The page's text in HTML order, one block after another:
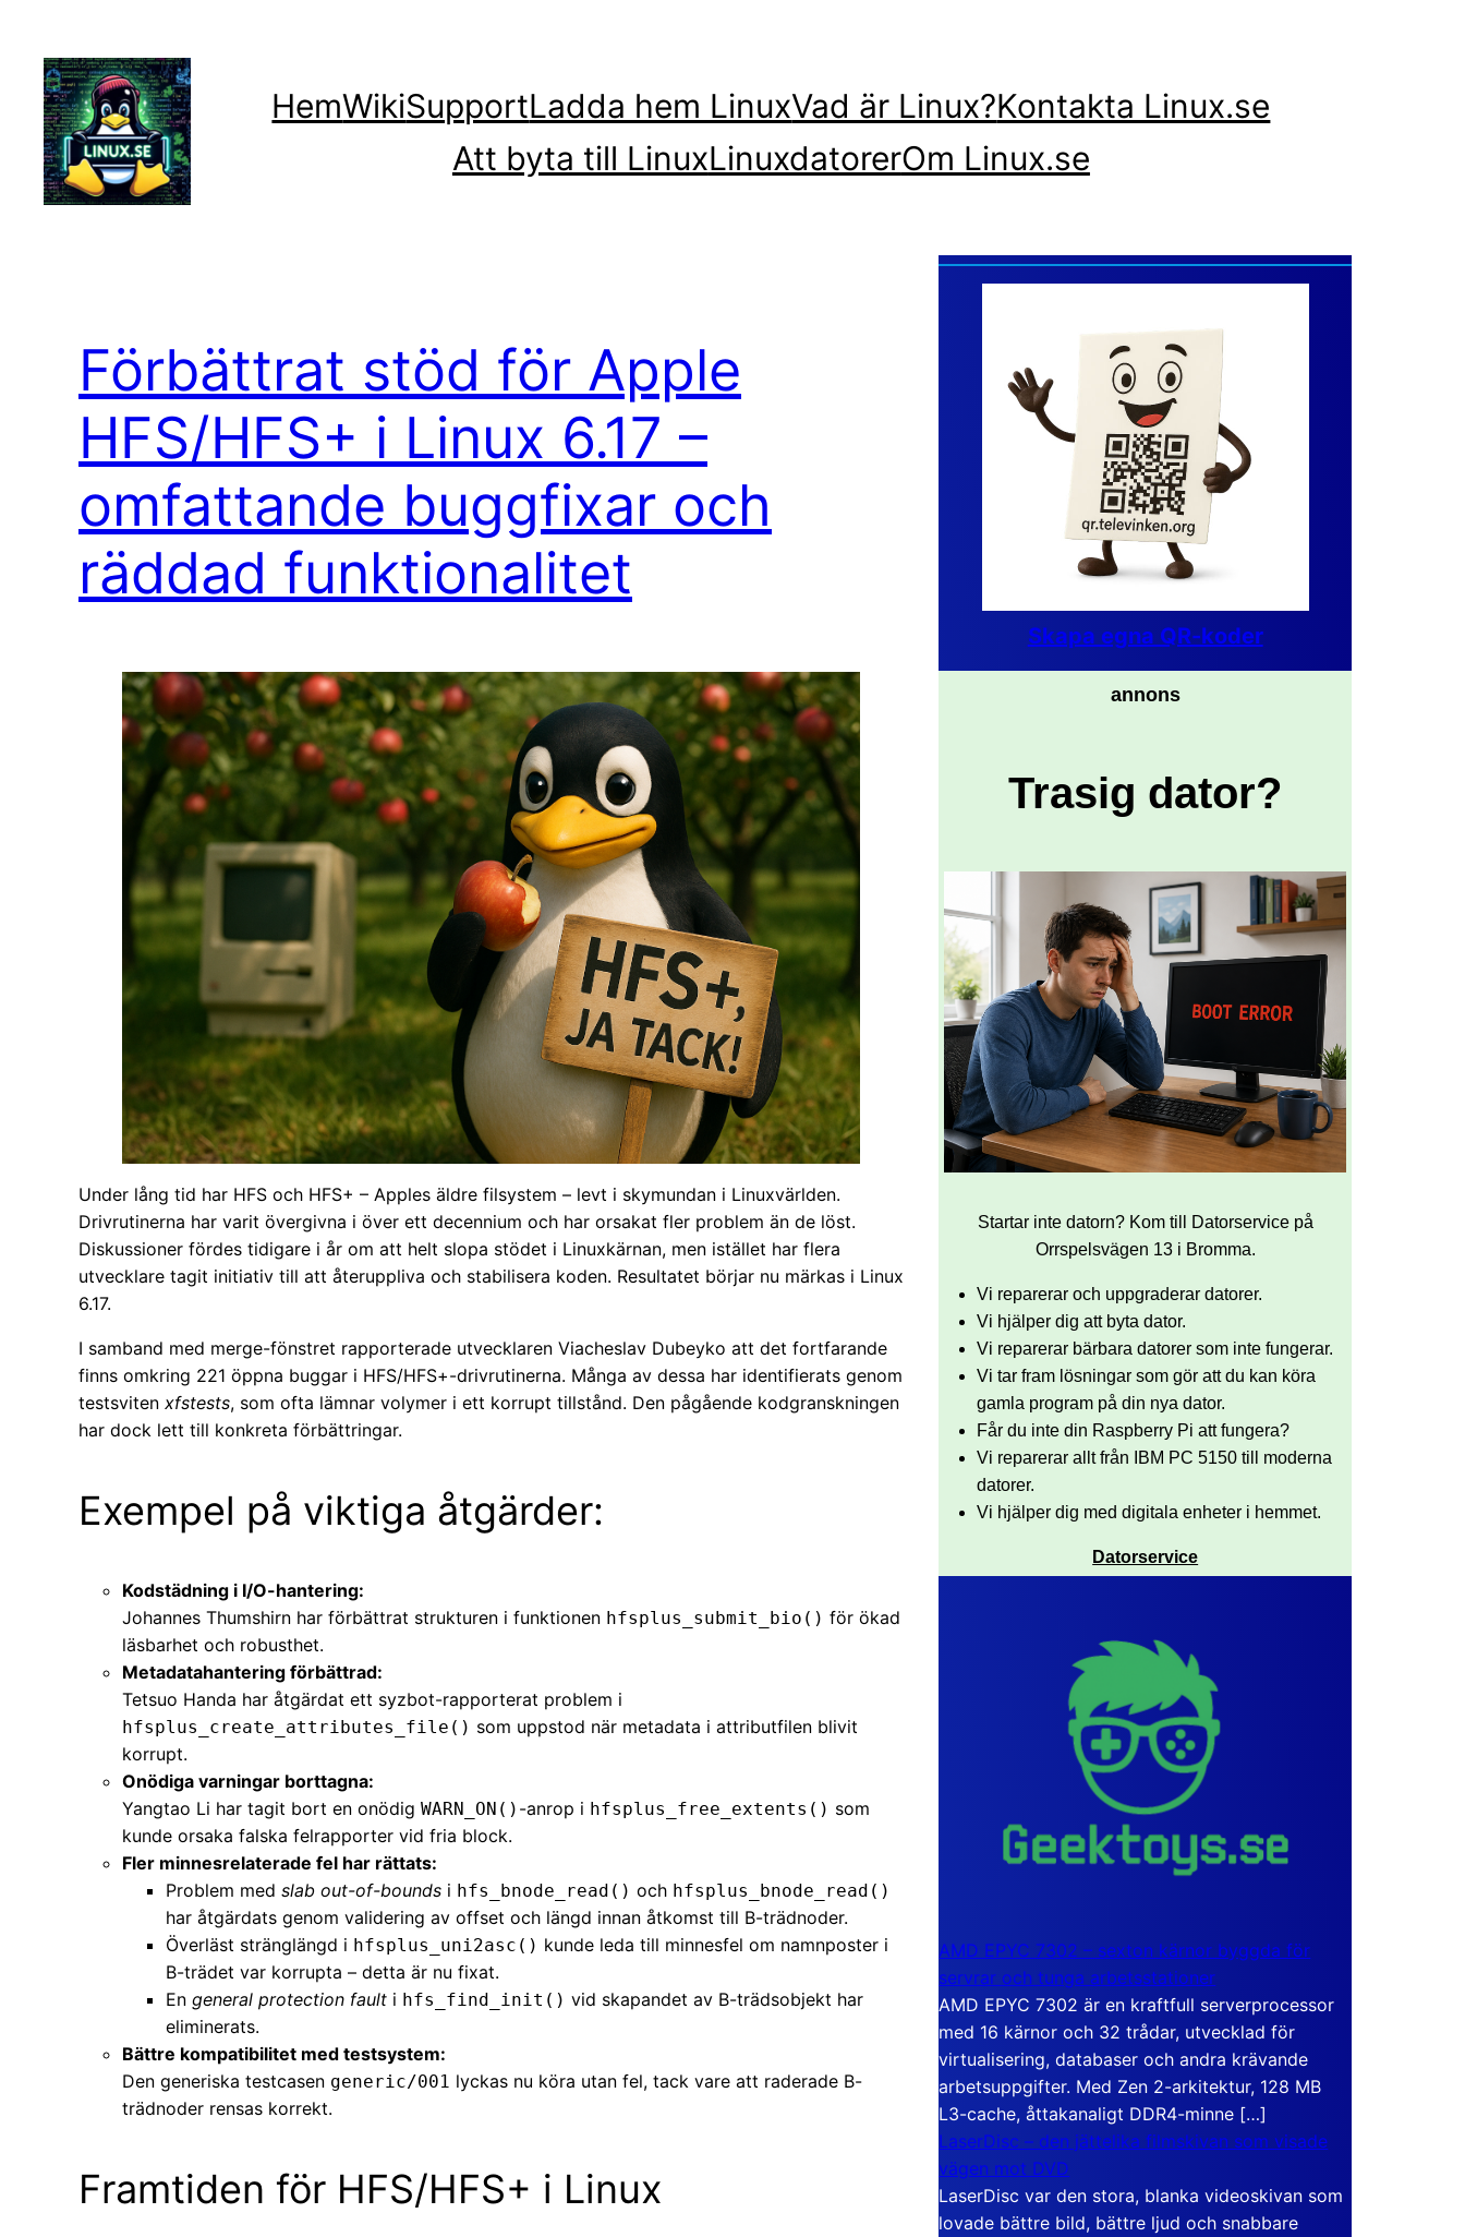
innehåll
HemWikiSupportLadda hem LinuxVad är Linux?Kontakta Linux.se
Att byta till LinuxLinuxdatorerOm Linux.se
Förbättrat stöd för Apple
HFS/HFS+ i Linux 6.17 –
omfattande buggfixar och
räddad funktionalitet
Under lång tid har HFS och HFS+ – Apples äldre filsystem – levt i skymundan i Linuxvärlden.
Drivrutinerna har varit övergivna i över ett decennium och har orsakat fler problem än de löst.
Diskussioner fördes tidigare i år om att helt slopa stödet i Linuxkärnan, men istället har flera
utvecklare tagit initiativ till att återuppliva och stabilisera koden. Resultatet börjar nu märkas i Linux
6.17.
I samband med merge-fönstret rapporterade utvecklaren Viacheslav Dubeyko att det fortfarande
finns omkring 221 öppna buggar i HFS/HFS+-drivrutinerna. Många av dessa har identifierats genom
testsviten xfstests, som ofta lämnar volymer i ett korrupt tillstånd. Den pågående kodgranskningen
har dock lett till konkreta förbättringar.
Exempel på viktiga åtgärder:
Kodstädning i I/O-hantering:
Johannes Thumshirn har förbättrat strukturen i funktionen hfsplus_submit_bio() för ökad
läsbarhet och robusthet.
Metadatahantering förbättrad:
Tetsuo Handa har åtgärdat ett syzbot-rapporterat problem i
hfsplus_create_attributes_file() som uppstod när metadata i attributfilen blivit
korrupt.
Onödiga varningar borttagna:
Yangtao Li har tagit bort en onödig WARN_ON() -anrop i hfsplus_free_extents() som
kunde orsaka falska felrapporter vid fria block.
Fler minnesrelaterade fel har rättats:
Problem med slab out-of-bounds i hfs_bnode_read() och hfsplus_bnode_read()
har åtgärdats genom validering av offset och längd innan åtkomst till B-trädnoder.
Överläst stränglängd i hfsplus_uni2asc() kunde leda till minnesfel om namnposter i
B-trädet var korrupta – detta är nu fixat.
En general protection fault i hfs_find_init() vid skapandet av B-trädsobjekt har
eliminerats.
Bättre kompatibilitet med testsystem:
Den generiska testcasen generic/001 lyckas nu köra utan fel, tack vare att raderade B-
trädnoder rensas korrekt.
Framtiden för HFS/HFS+ i Linux
Skapa egna QR-koder
annons
Trasig dator?
Startar inte datorn? Kom till Datorservice på
Orrspelsvägen 13 i Bromma.
Vi reparerar och uppgraderar datorer.
Vi hjälper dig att byta dator.
Vi reparerar bärbara datorer som inte fungerar.
Vi tar fram lösningar som gör att du kan köra
gamla program på din nya dator.
Får du inte din Raspberry Pi att fungera?
Vi reparerar allt från IBM PC 5150 till moderna
datorer.
Vi hjälper dig med digitala enheter i hemmet.
Datorservice
AMD EPYC 7302 – sexton kärnor byggda för
servrar och tunga arbetsstationer
AMD EPYC 7302 är en kraftfull serverprocessor
med 16 kärnor och 32 trådar, utvecklad för
virtualisering, databaser och andra krävande
arbetsuppgifter. Med Zen 2-arkitektur, 128 MB
L3-cache, åttakanaligt DDR4-minne […]
LaserDisc – den jättelika filmskivan som visade
vägen mot DVD
LaserDisc var den stora, blanka videoskivan som
lovade bättre bild, bättre ljud och snabbare